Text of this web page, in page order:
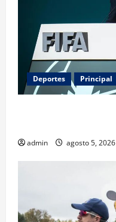
Deportes Principal
admin agosto 5, 2026